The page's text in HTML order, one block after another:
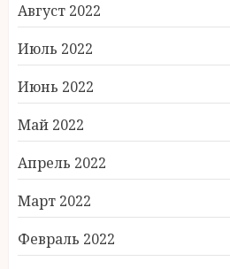
Август 2022
Июль 2022
Июнь 2022
Май 2022
Апрель 2022
Март 2022
Февраль 2022